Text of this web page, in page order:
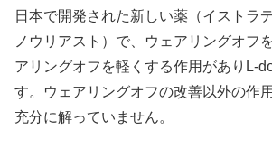
日本で開発された新しい薬（イストラ
ノウリアスト）で、ウェアリングオフ
アリングオフを軽くする作用がありL-
す。ウェアリングオフの改善以外の作
充分に解っていません。